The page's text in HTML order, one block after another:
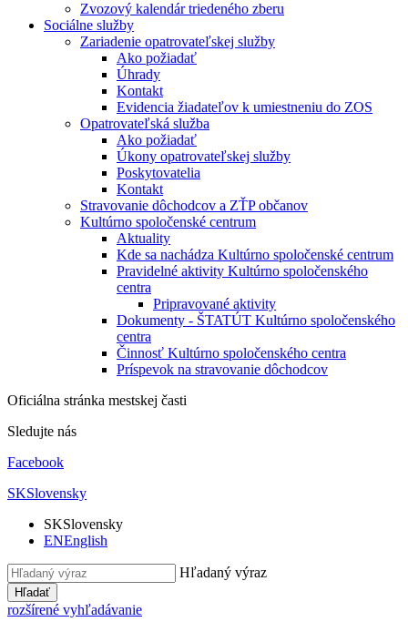
Zvozový kalendár triedeného zberu
Sociálne služby
Zariadenie opatrovateľskej služby
Ako požiadať
Úhrady
Kontakt
Evidencia žiadateľov k umiestneniu do ZOS
Opatrovateľská služba
Ako požiadať
Úkony opatrovateľskej služby
Poskytovatelia
Kontakt
Stravovanie dôchodcov a ZŤP občanov
Kultúrno spoločenské centrum
Aktuality
Kde sa nachádza Kultúrno spoločenské centrum
Pravidelné aktivity Kultúrno spoločenského
centra
Pripravované aktivity
Dokumenty - ŠTATÚT Kultúrno spoločenského
centra
Činnosť Kultúrno spoločenského centra
Príspevok na stravovanie dôchodcov
Oficiálna stránka mestskej časti
Sledujte nás
Facebook
SKSlovensky
SKSlovensky
ENEnglish
Hľadaný výraz
Hľadať
rozšírené vyhľadávanie